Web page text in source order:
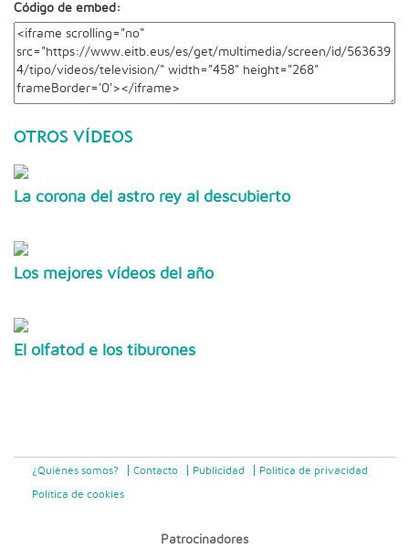
Código de embed:
OTROS VÍDEOS
La corona del astro rey al descubierto
Los mejores vídeos del año
El olfatod e los tiburones
¿Quiénes somos? Contacto Publicidad Politica de privacidad
Política de cookies
Patrocinadores